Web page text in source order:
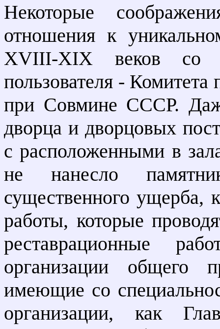
Некоторые
отношения к
XVIII-XIX веков со
пользователя -
при Совмине СССР.
дворца и дворцовых
с расположенными в
не нанесло
существенного ущерба,
работы, которые
реставрационные
организации общего
имеющие со
организации, как